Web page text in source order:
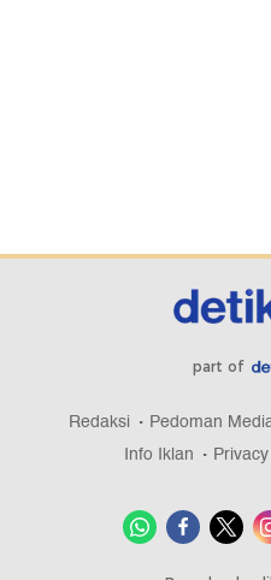
part of
Redaksi Pedoman
Info Iklan